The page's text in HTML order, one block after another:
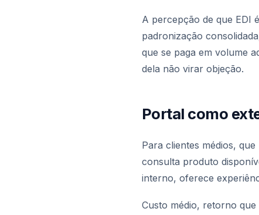
A percepção de que EDI
padronização
que se paga em volume
dela não virar objeção.
Portal como
Para clientes médios,
consulta produto
interno, oferece
Custo médio, retorno